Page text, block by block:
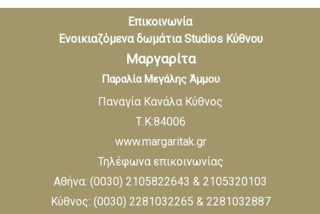
Ενοικιαζόμενα δωμάτιαStudios Κύθνου
Μαργαρίτα
Παραλία Μεγάλης Άμμου
Παναγία Κανάλα Κύθνος
Τ.Κ:84006
www.margaritak.gr
Τηλέφωνα επικοινωνίας
Αθήνα: (0030) 2105822643 & 2105320103
Κύθνος: (0030) 2281032265 & 2281032887
Επικοινωνία